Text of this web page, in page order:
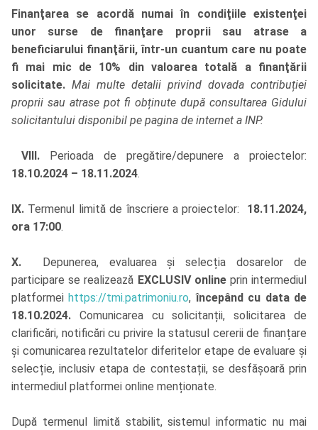
Finanţarea se acordă numai în condiţiile existenţei
unor surse de finanţare proprii sau atrase a
beneficiarului finanţării, într-un cuantum care nu poate
fi mai mic de 10% din valoarea totală a finanţării
solicitate. Mai multe detalii privind dovada contribuției
proprii sau atrase pot fi obținute după consultarea Gidului
solicitantului disponibil pe pagina de internet a INP.
VIII.
Perioada de pregătire/depunere a proiectelor:
18.10.2024 – 18.11.2024.
IX. Termenul limită de înscriere a proiectelor: 18.11.2024,
ora 17:00.
X.
Depunerea, evaluarea și selecția dosarelor de
participare se realizează EXCLUSIV onlineprin intermediul
platformei https://tmi.patrimoniu.ro,începând cu data de
18.10.2024. Comunicarea cu solicitanții, solicitarea de
clarificări, notificări cu privire la statusul cererii de finanțare
și comunicarea rezultatelor diferitelor etape de evaluare și
selecție, inclusiv etapa de contestații, se desfășoară prin
intermediul platformei online menționate.
După termenul limită stabilit, sistemul informatic nu mai